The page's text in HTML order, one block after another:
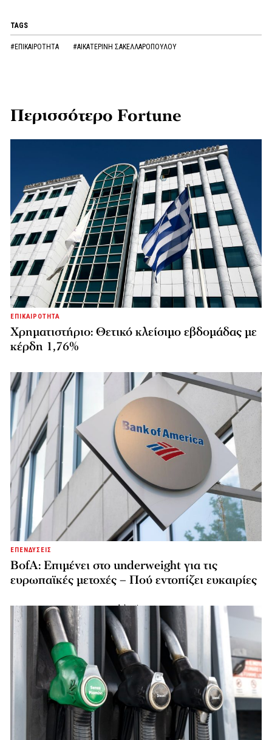
TAGS
#ΕΠΙΚΑΙΡΟΤΗΤΑ #ΑΙΚΑΤΕΡΙΝΗ ΣΑΚΕΛΛΑΡΟΠΟΥΛΟΥ
Περισσότερο Fortune
ΕΠΙΚΑΙΡΟΤΗΤΑ
Χρηματιστήριο: Θετικό κλείσιμο εβδομάδας με
κέρδη 1,76%
ΕΠΕΝΔΥΣΕΙΣ
BofA: Επιμένει στο underweight για τις
ευρωπαϊκές μετοχές – Πού εντοπίζει ευκαιρίες